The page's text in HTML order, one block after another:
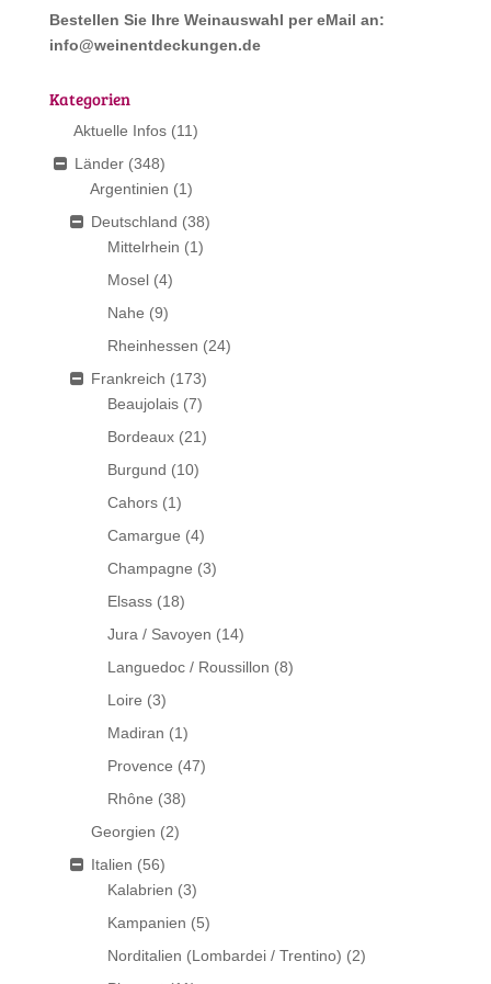
Bestellen Sie Ihre Weinauswahl per eMail an:
info@weinentdeckungen.de
Kategorien
Aktuelle Infos (11)
Länder (348)
Argentinien (1)
Deutschland (38)
Mittelrhein (1)
Mosel (4)
Nahe (9)
Rheinhessen (24)
Frankreich (173)
Beaujolais (7)
Bordeaux (21)
Burgund (10)
Cahors (1)
Camargue (4)
Champagne (3)
Elsass (18)
Jura / Savoyen (14)
Languedoc / Roussillon (8)
Loire (3)
Madiran (1)
Provence (47)
Rhône (38)
Georgien (2)
Italien (56)
Kalabrien (3)
Kampanien (5)
Norditalien (Lombardei / Trentino) (2)